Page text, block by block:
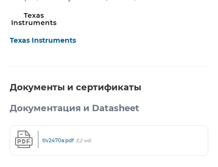
Texas Instruments
Документы и сертификаты
Документация и Datasheet
tlv2470a.pdf 3,2 мБ